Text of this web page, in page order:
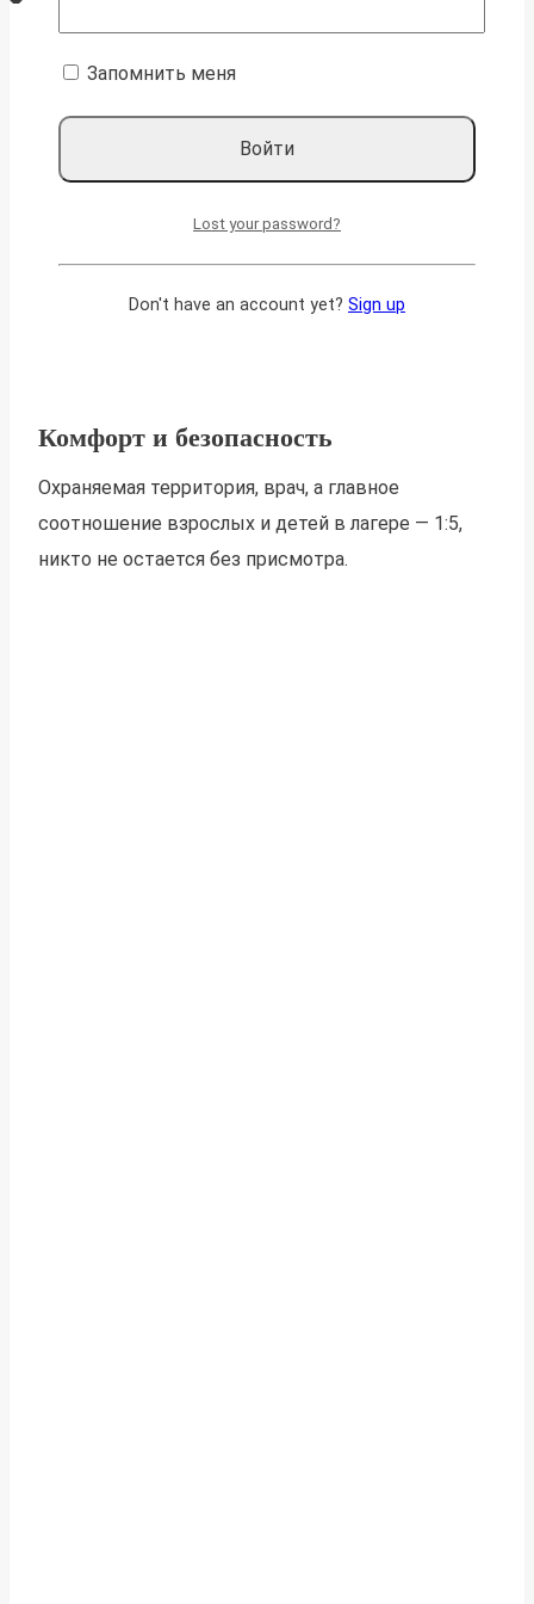
Комфорт и безопасность
Охраняемая территория, врач, а главное
соотношение взрослых и детей в лагере — 1:5,
никто не остается без присмотра.
Запомнить меня
Lost your password?
Don't have an account yet? Sign up